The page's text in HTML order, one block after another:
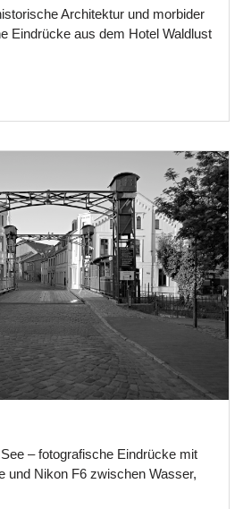
Architektur und morbider
Eindrücke aus dem Hotel Waldlust
– fotografische Eindrücke mit
und Nikon F6 zwischen Wasser,